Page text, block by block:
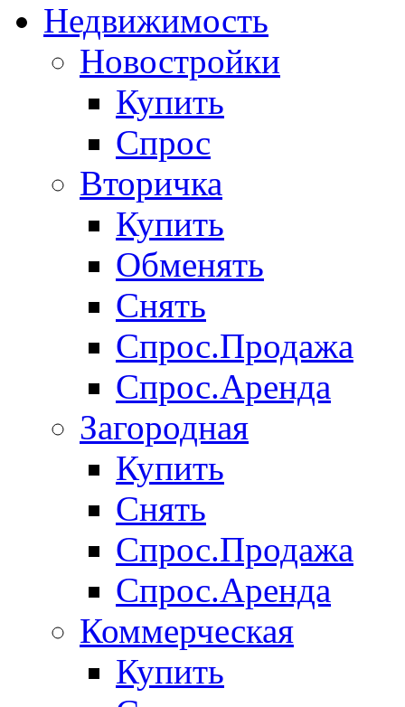
Недвижимость
Новостройки
Купить
Спрос
Вторичка
Купить
Обменять
Снять
Спрос.Продажа
Спрос.Аренда
Загородная
Купить
Снять
Спрос.Продажа
Спрос.Аренда
Коммерческая
Купить